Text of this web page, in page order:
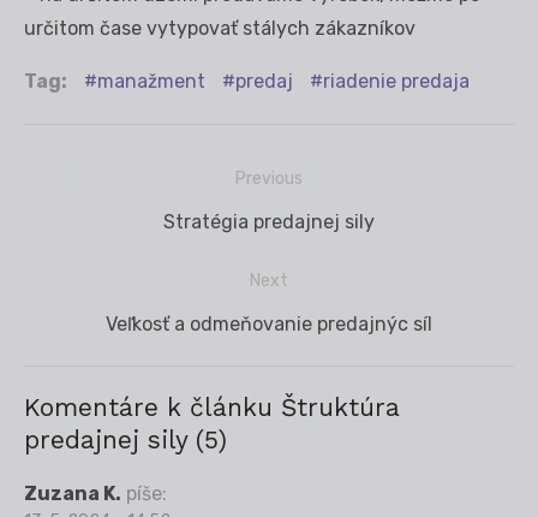
určitom čase vytypovať stálych zákazníkov
Tag: manažment predaj riadenie predaja
Previous
Previous
Stratégia predajnej sily
Next
Next
Veľkosť a odmeňovanie predajnýc síl
Komentáre k článku Štruktúra
predajnej sily (5)
Zuzana K. píše: